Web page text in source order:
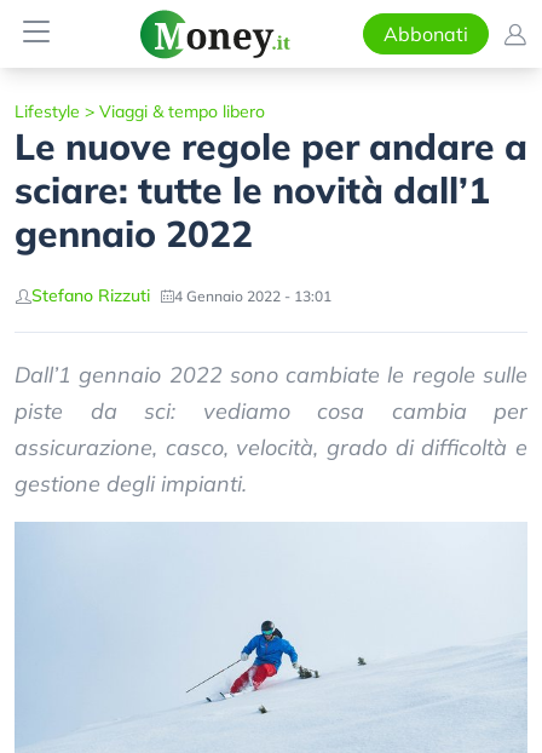
Abbonati
Lifestyle > Viaggi & tempo libero
Le nuove regole per andare a
sciare: tutte le novità dall’1
gennaio 2022
Stefano Rizzuti 4 Gennaio 2022 - 13:01
Dall’1 gennaio 2022 sono cambiate le regole sulle
piste da sci: vediamo cosa cambia per
assicurazione, casco, velocità, grado di difficoltà e
gestione degli impianti.